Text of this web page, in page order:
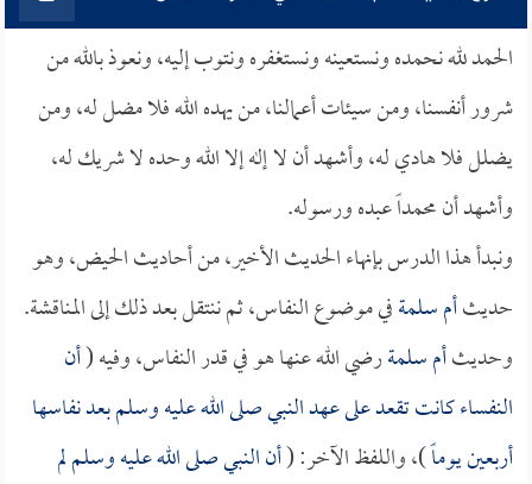
الحمد لله نحمده ونستعينه ونستغفره ونتوب إليه، ونعوذ بالله من
شرور أنفسنا، ومن سيئات أعمالنا، من يهده الله فلا مضل له، ومن
يضلل فلا هادي له، وأشهد أن لا إله إلا الله وحده لا شريك له،
وأشهد أن محمداً عبده ورسوله.
ونبدأ هذا الدرس بإنهاء الحديث الأخير، من أحاديث الحيض، وهو
حديثأم سلمةفي موضوع النفاس، ثم ننتقل بعد ذلك إلى المناقشة.
وحديثأم سلمةرضي الله عنها هو في قدر النفاس، وفيه (أن
النفساء كانت تقعد على عهد النبي صلى الله عليه وسلم بعد نفاسها
أربعين يوماً)، واللفظ الآخر: (أن النبي صلى الله عليه وسلم لم